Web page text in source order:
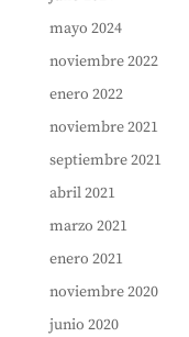
mayo 2024
noviembre 2022
enero 2022
noviembre 2021
septiembre 2021
abril 2021
marzo 2021
enero 2021
noviembre 2020
junio 2020